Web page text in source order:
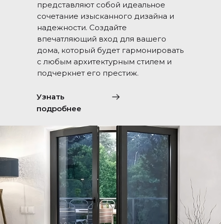
представляют собой идеальное
сочетание изысканного дизайна и
надежности. Создайте
впечатляющий вход для вашего
дома, который будет гармонировать
с любым архитектурным стилем и
подчеркнет его престиж.
Узнать
подробнее